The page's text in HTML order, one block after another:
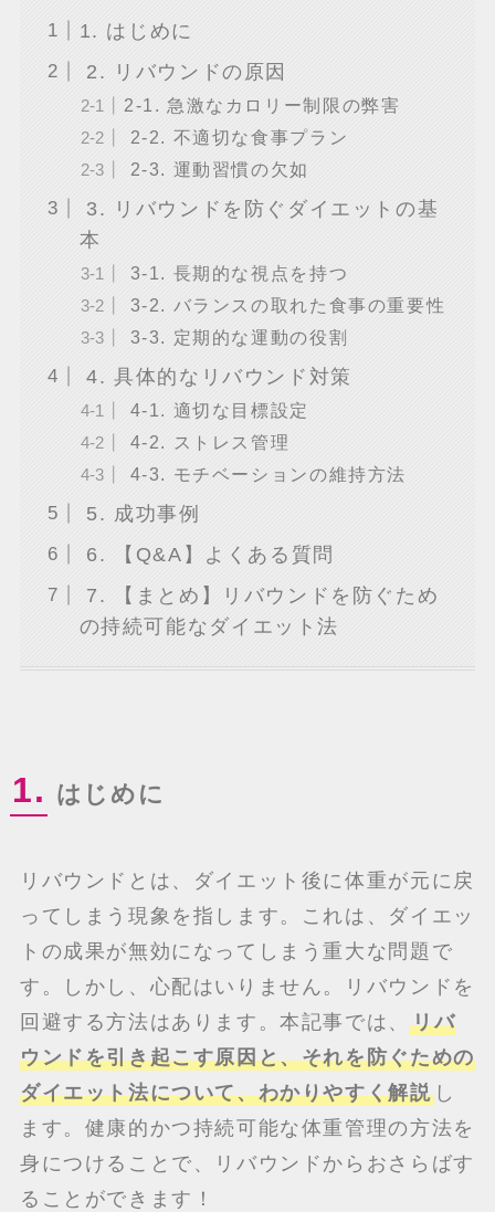
1. はじめに
2. リバウンドの原因
2-1. 急激なカロリー制限の弊害
2-2. 不適切な食事プラン
2-3. 運動習慣の欠如
3. リバウンドを防ぐダイエットの基
本
3-1. 長期的な視点を持つ
3-2. バランスの取れた食事の重要性
3-3. 定期的な運動の役割
4. 具体的なリバウンド対策
4-1. 適切な目標設定
4-2. ストレス管理
4-3. モチベーションの維持方法
5. 成功事例
6. 【Q&A】よくある質問
7. 【まとめ】リバウンドを防ぐため
の持続可能なダイエット法
1. はじめに
リバウンドとは、ダイエット後に体重が元に戻
ってしまう現象を指します。これは、ダイエッ
トの成果が無効になってしまう重大な問題で
す。しかし、心配はいりません。リバウンドを
回避する方法はあります。本記事では、 リバ
ウンドを引き起こす原因と、それを防ぐための
ダイエット法について、わかりやすく解説し
ます。健康的かつ持続可能な体重管理の方法を
身につけることで、リバウンドからおさらばす
ることができます！